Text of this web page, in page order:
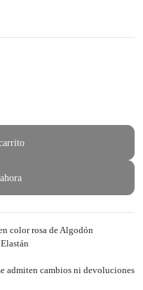
color rosa de Algodón
admiten cambios ni devoluciones